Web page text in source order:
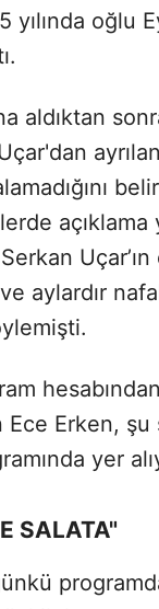
yılında oğlu
aldıktan
ayrılan
açıklama
aylardır
hesabından
Ece Erken, şu
yer
SALATA"